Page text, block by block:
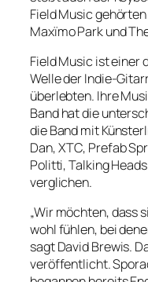
Field Music
Maxïmo Park und
Field Music ist einer
Welle der Indie-
überlebten. Ihre
Band hat die
die Band mit
Dan, XTC, Prefab
Politti, Talking
verglichen.
„Wir möchten, dass
wohl fühlen, bei
sagt David Brewis.
veröffentlicht.